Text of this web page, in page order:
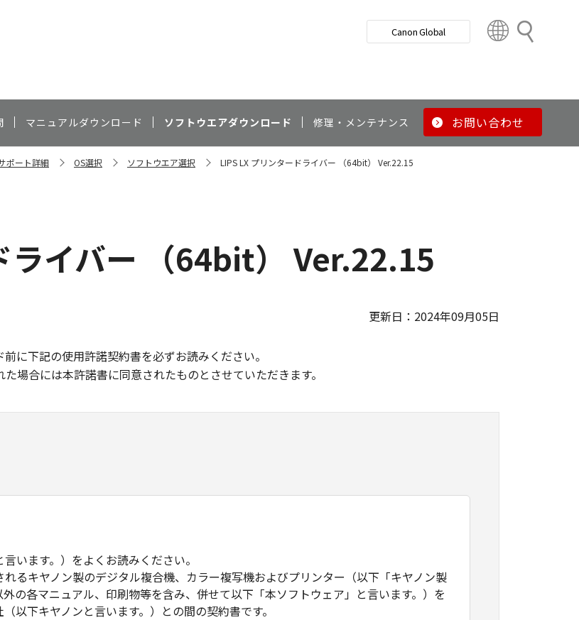
検
Canon Global
t
y
マニュアルダウンロード ソフトウエアダウンロード 修理・メンテナンス お問い合わせ
ポート詳細 OS選択 ソフトウエア選択 LIPS LX プリンタードライバー （64bit） Ver.22.15
ライバー （64bit） Ver.22.15
更新日：2024年09月05日
に下記の使用許諾契約書を必ずお読みください。
場合には本許諾書に同意されたものとさせていただきます。
います。）をよくお読みください。
るキヤノン製のデジタル複合機、カラー複写機およびプリンター（以下「キヤノン製
の各マニュアル、印刷物等を含み、併せて以下「本ソフトウェア」と言います。）を
以下キヤノンと言います。）との間の契約書です。